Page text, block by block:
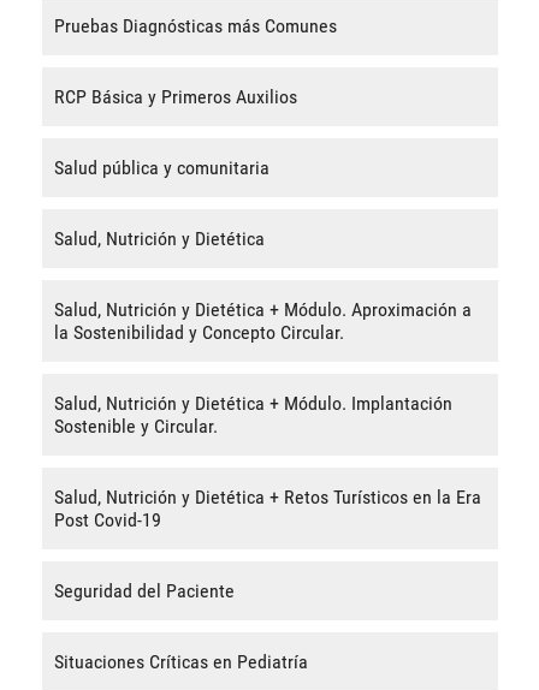
Pruebas Diagnósticas más Comunes
RCP Básica y Primeros Auxilios
Salud pública y comunitaria
Salud, Nutrición y Dietética
Salud, Nutrición y Dietética + Módulo. Aproximación a
la Sostenibilidad y Concepto Circular.
Salud, Nutrición y Dietética + Módulo. Implantación
Sostenible y Circular.
Salud, Nutrición y Dietética + Retos Turísticos en la Era
Post Covid-19
Seguridad del Paciente
Situaciones Críticas en Pediatría